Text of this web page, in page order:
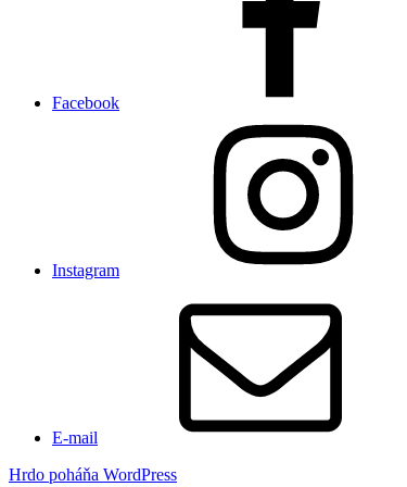
Facebook
Instagram
E-mail
Hrdo poháňa WordPress